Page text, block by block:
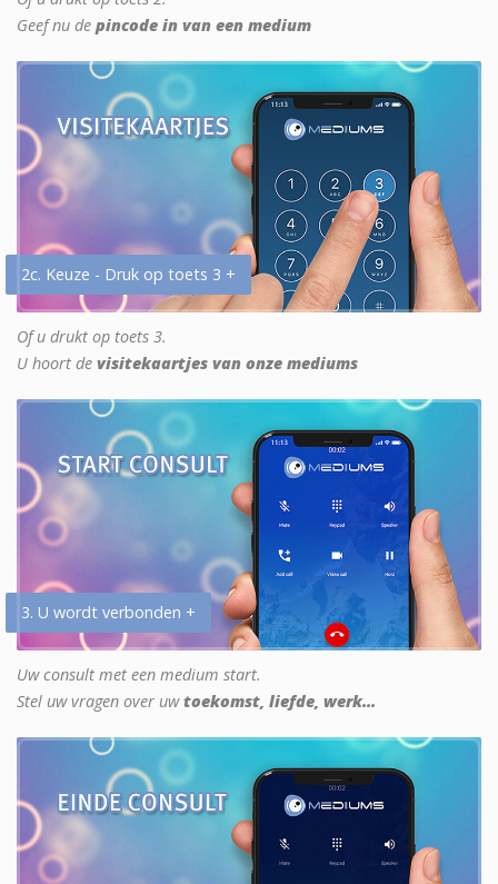
Geef nu de pincode in van een medium
2c. Keuze - Druk op toets 3 +
Of u drukt op toets 3.
U hoort de visitekaartjes van onze mediums
3. U wordt verbonden +
Uw consult met een medium start.
Stel uw vragen over uwtoekomst, liefde, werk...